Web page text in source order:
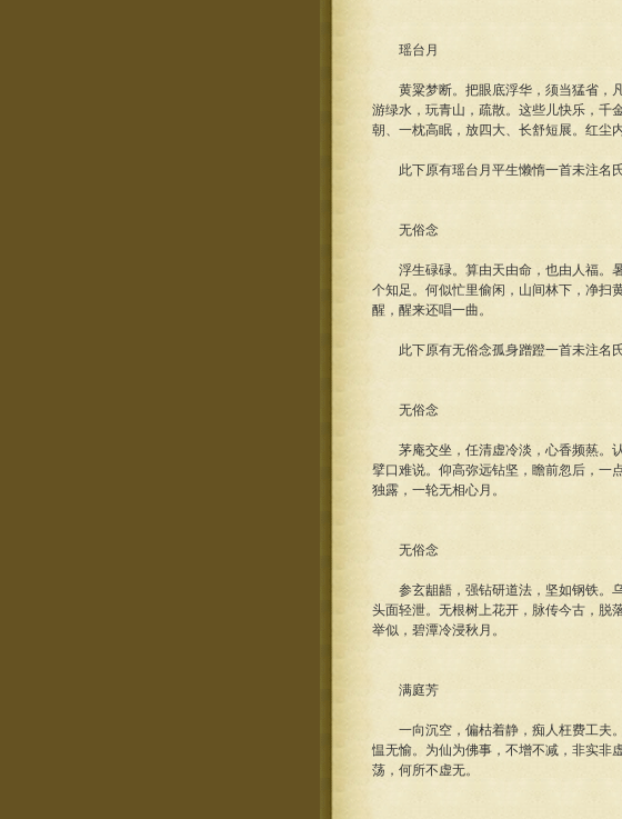
瑶台月
黄粱梦断。把眼底浮华，须当猛省，凡
游绿水，玩青山，疏散。这些儿快乐，千
朝、一枕高眠，放四大、长舒短展。红尘
此下原有瑶台月平生懒惰一首未注名
无俗念
浮生碌碌。算由天由命，也由人福。暑
个知足。何似忙里偷闲，山间林下，净扫
醒，醒来还唱一曲。
此下原有无俗念孤身蹭蹬一首未注名
无俗念
茅庵交坐，任清虚冷淡，心香频爇。认
擘口难说。仰高弥远钻坚，瞻前忽后，一
独露，一轮无相心月。
无俗念
参玄龃龉，强钻研道法，坚如钢铁。乌
头面轻泄。无根树上花开，脉传今古，脱
举似，碧潭冷浸秋月。
满庭芳
一向沉空，偏枯着静，痴人枉费工夫。
愠无愉。为仙为佛事，不增不减，非实非
荡，何所不虚无。